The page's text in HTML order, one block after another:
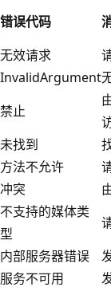
错误代码
无效请求
InvalidArgument
禁止
未找到
方法不允许
冲突
不支持的媒体类
型
内部服务器错误
服务不可用